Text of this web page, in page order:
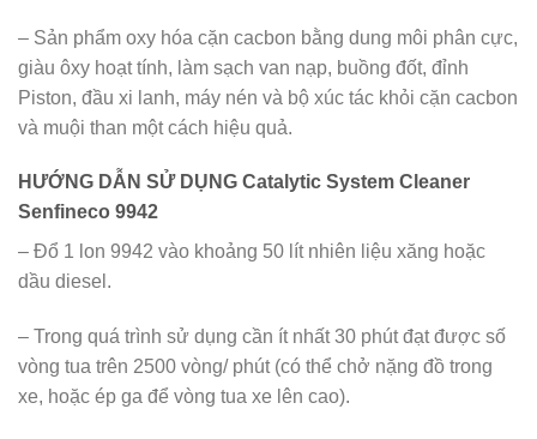
– Sản phẩm oxy hóa cặn cacbon bằng dung môi phân cực,
giàu ôxy hoạt tính, làm sạch van nạp, buồng đốt, đỉnh
Piston, đầu xi lanh, máy nén và bộ xúc tác khỏi cặn cacbon
và muội than một cách hiệu quả.
HƯỚNG DẪN SỬ DỤNG Catalytic System Cleaner
Senfineco 9942
– Đổ 1 lon 9942 vào khoảng 50 lít nhiên liệu xăng hoặc
dầu diesel.
– Trong quá trình sử dụng cần ít nhất 30 phút đạt được số
vòng tua trên 2500 vòng/ phút (có thể chở nặng đồ trong
xe, hoặc ép ga để vòng tua xe lên cao).